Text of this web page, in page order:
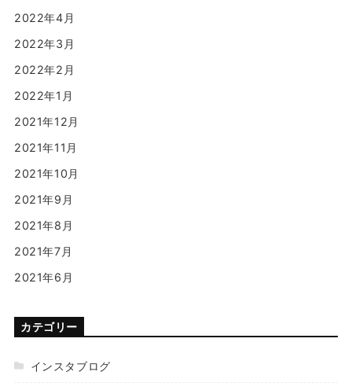
2022年4月
2022年3月
2022年2月
2022年1月
2021年12月
2021年11月
2021年10月
2021年9月
2021年8月
2021年7月
2021年6月
カテゴリー
インスタブログ